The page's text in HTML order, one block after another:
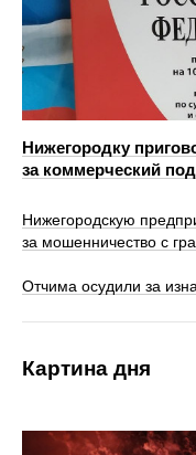
Нижегородку
за коммерческий
Нижегородскую
за мошенничество с
Отчима осудили за
Картина дня